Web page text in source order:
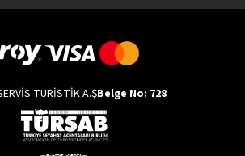
TURİSTİK A.ŞBelge No: 728